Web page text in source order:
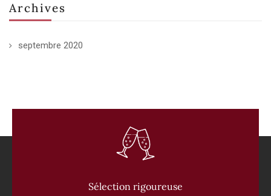
Archives
septembre 2020
Sélection rigoureuse